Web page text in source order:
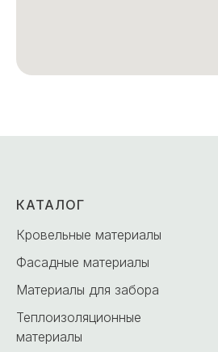
КАТАЛОГ
Кровельные материалы
Фасадные материалы
Материалы для забора
Теплоизоляционные
материалы